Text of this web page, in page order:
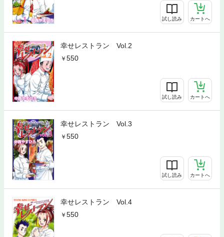
試し読み カートへ
幸せレストラン Vol.2
550
試し読み カートへ
幸せレストラン Vol.3
550
試し読み カートへ
幸せレストラン Vol.4
550